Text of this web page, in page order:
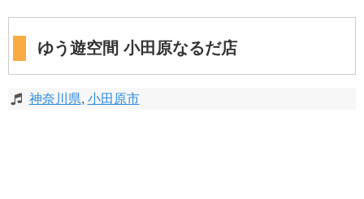
ゆう遊空間 小田原なるだ店
神奈川県, 小田原市